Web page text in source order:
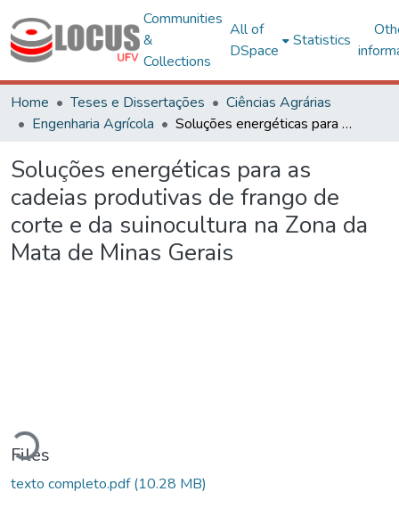
Communities
&
Collections
All of
DSpace
Statistics
Home Teses e Dissertações
Ciências Agrárias
Engenharia Agrícola
Soluções energéticas para as cadeias produtivas de frango de corte e da suinocultura na Zona da Mata de Minas Gerais
Soluções energéticas para as
cadeias produtivas de frango de
corte e da suinocultura na Zona da
Mata de Minas Gerais
Files
texto completo.pdf(10.28 MB)